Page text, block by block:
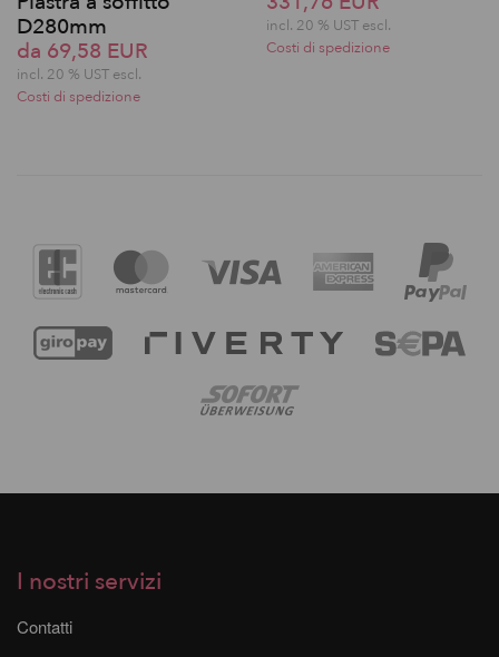
D280mm
da 69,58 EUR
incl. 20 % UST escl.
Costi di spedizione
incl. 20 % UST escl.
Costi di spedizione
I nostri servizi
Contatti